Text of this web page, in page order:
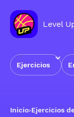
Level
Ejercicios
Inicio›Ejercicios